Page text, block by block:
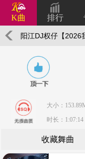
K曲 排行
阳江DJ权仔【2026
极限魅力车载大碟】
大小：
时长：1:07:14
收藏舞曲